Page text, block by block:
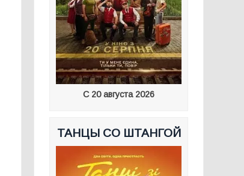
С 20 августа 2026
ТАНЦЫ СО ШТАНГОЙ